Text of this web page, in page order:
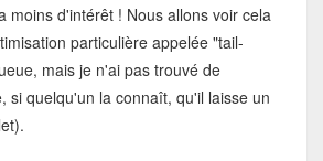
moins d'intérêt ! Nous allons voir cela
particulière appelée "tail-
mais je n'ai pas trouvé de
si quelqu'un la connaît, qu'il laisse un